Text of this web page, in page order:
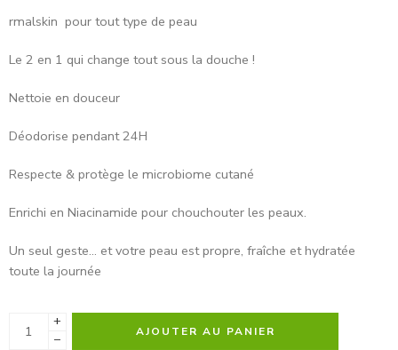
rmalskin pour tout type de peau
Le 2 en 1 qui change tout sous la douche !
Nettoie en douceur
Déodorise pendant 24H
Respecte & protège le microbiome cutané
Enrichi en Niacinamide pour chouchouter les peaux.
Un seul geste… et votre peau est propre, fraîche et hydratée
toute la journée
+
−
AJOUTER AU PANIER